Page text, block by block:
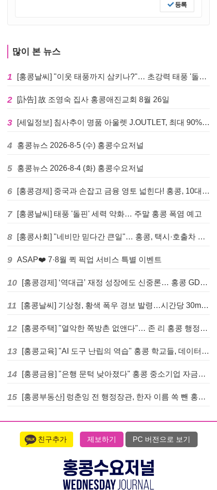
등록
많이 본 뉴스
1 [홍콩날씨] "이웃 태풍까지 삼키나?"… 초강력 태풍 '돌핀' 세력 재확장
2 [訃告] 故 조영숙 집사 홍콩애진교회 8월 26일
3 [세일정보] 침사추이 명품 아울렛 J.OUTLET, 최대 90% 빅 세일 진행
4 홍콩뉴스 2026-8-5 (수) 홍콩수요저널
5 홍콩뉴스 2026-8-4 (화) 홍콩수요저널
6 [홍콩경제] 중국과 손잡고 금융 영토 넓힌다! 홍콩, 10대 신규 정책 발표
7 [홍콩날씨] 태풍 '돌핀' 세력 약화… 주말 홍콩 폭염 예고
8 [홍콩사회] "네비만 믿다간 큰일"… 홍콩, 택시·호출차 통합 시험 도입하며 규제 본격화
9 ASAP❤️ 7·8월 퀵 픽업 서비스 특별 이벤트
10 [홍콩경제] ‘역대급’ 재정 성장에도 신중론… 홍콩 GDP 전망 상향 속 “지정학적 리스크 경계”
11 [홍콩날씨] 기상청, 황색 폭우 경보 발령…시간당 30mm 이상 강우 예보
12 [홍콩주택] "열악한 쪽방촌 없앤다"… 존 리 홍콩 행정장관, 4년 내 단계적 폐지 선언
13 [홍콩교육] "AI 도구 난립의 역습" 홍콩 학교들, 데이터 고립에 교육 효과 평가 비상
14 [홍콩금융] "은행 문턱 낮아졌다" 홍콩 중소기업 자금줄 숨통 트이나… HKMA "2분기 신용 조건 안정적"
15 [홍콩부동산] 렁춘잉 전 행정장관, 한자 이름 쏙 뺀 홍콩 고급 아파트 단지들에 쓴소리
친구추가 제보하기 PC 버전으로 보기